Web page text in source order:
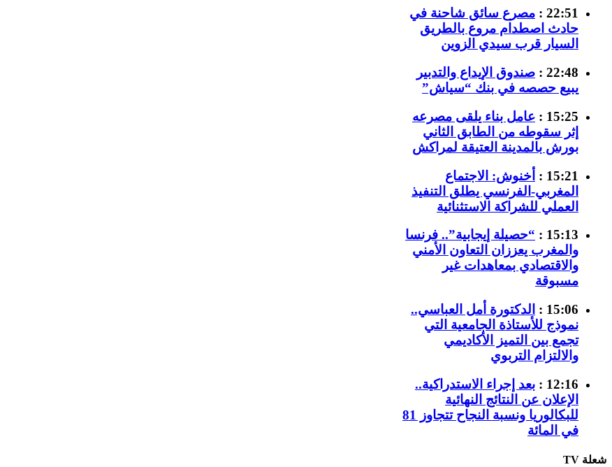
22:51 :
مصرع سائق شاحنة في
حادث اصطدام مروع بالطريق
السيار قرب سيدي الزوين
22:48 :
صندوق الإيداع والتدبير
يبيع حصصه في بنك “سياش”
15:25 :
عامل بناء يلقى مصرعه
إثر سقوطه من الطابق الثاني
بورش بالمدينة العتيقة لمراكش
15:21 :
أخنوش: الاجتماع
المغربي-الفرنسي يطلق التنفيذ
العملي للشراكة الاستثنائية
15:13 :
“حصيلة إيجابية”.. فرنسا
والمغرب يعززان التعاون الأمني
والاقتصادي بمعاهدات غير
مسبوقة
15:06 :
الدكتورة أمل العباسي..
نموذج للأستاذة الجامعية التي
تجمع بين التميز الأكاديمي
والالتزام التربوي
12:16 :
بعد إجراء الاستدراكية..
الإعلان عن النتائج النهائية
للبكالوريا ونسبة النجاح تتجاوز 81
في المائة
شعلة TV